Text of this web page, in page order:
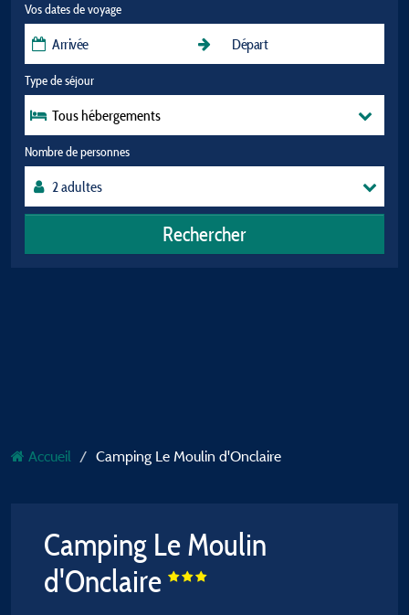
Vos dates de voyage
Type de séjour
Tous hébergements
Nombre de personnes
Rechercher
Accueil Camping Le Moulin d'Onclaire
Camping Le Moulin
d'Onclaire